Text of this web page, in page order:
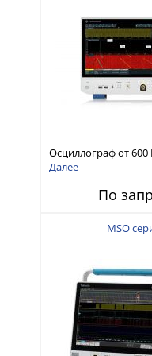
Осциллограф от
канала, част. дискр.
Далее
По
MSO